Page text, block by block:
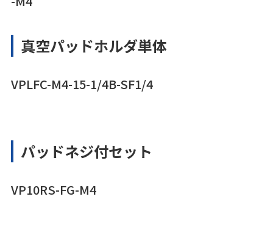
真空パッドホルダ単体
VPLFC-M4-15-1/4B-SF1/4
パッドネジ付セット
VP10RS-FG-M4